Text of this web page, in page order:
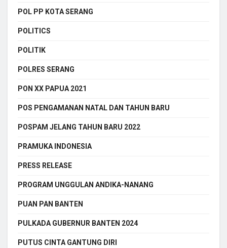
POL PP KOTA SERANG
POLITICS
POLITIK
POLRES SERANG
PON XX PAPUA 2021
POS PENGAMANAN NATAL DAN TAHUN BARU
POSPAM JELANG TAHUN BARU 2022
PRAMUKA INDONESIA
PRESS RELEASE
PROGRAM UNGGULAN ANDIKA-NANANG
PUAN PAN BANTEN
PULKADA GUBERNUR BANTEN 2024
PUTUS CINTA GANTUNG DIRI